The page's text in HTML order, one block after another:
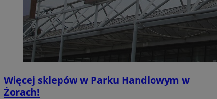
Więcej sklepów w Parku Handlowym w
Żorach!